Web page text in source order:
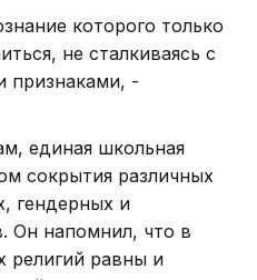
которого только
не сталкиваясь с
признаками, -
единая школьная
сокрытия различных
гендерных и
Он напомнил, что в
религий равны и